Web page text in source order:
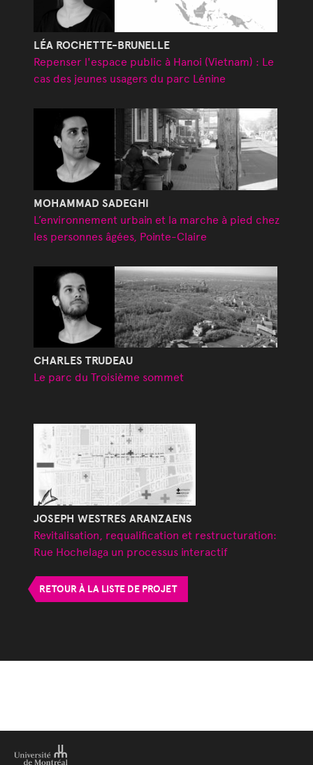
LÉA ROCHETTE-BRUNELLE
Repenser l'espace public à Hanoi (Vietnam) : Le
cas des jeunes usagers du parc Lénine
MOHAMMAD SADEGHI
L’environnement urbain et la marche à pied chez
les personnes âgées, Pointe-Claire
CHARLES TRUDEAU
Le parc du Troisième sommet
JOSEPH WESTRES ARANZAENS
Revitalisation, requalification et restructuration:
Rue Hochelaga un processus interactif
RETOUR À LA LISTE DE PROJET